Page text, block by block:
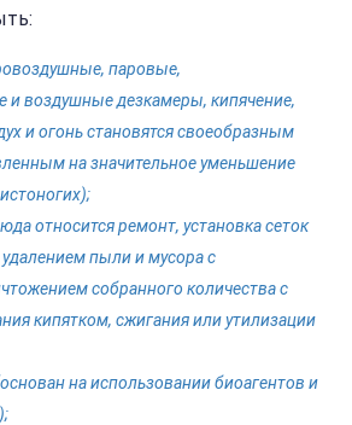
паровые,
и воздушные дезкамеры, кипячение,
и огонь становятся своеобразным
на значительное уменьшение
относится ремонт, установка сеток
удалением пыли и мусора с
собранного количества с
кипятком, сжигания или утилизации
на использовании биоагентов и